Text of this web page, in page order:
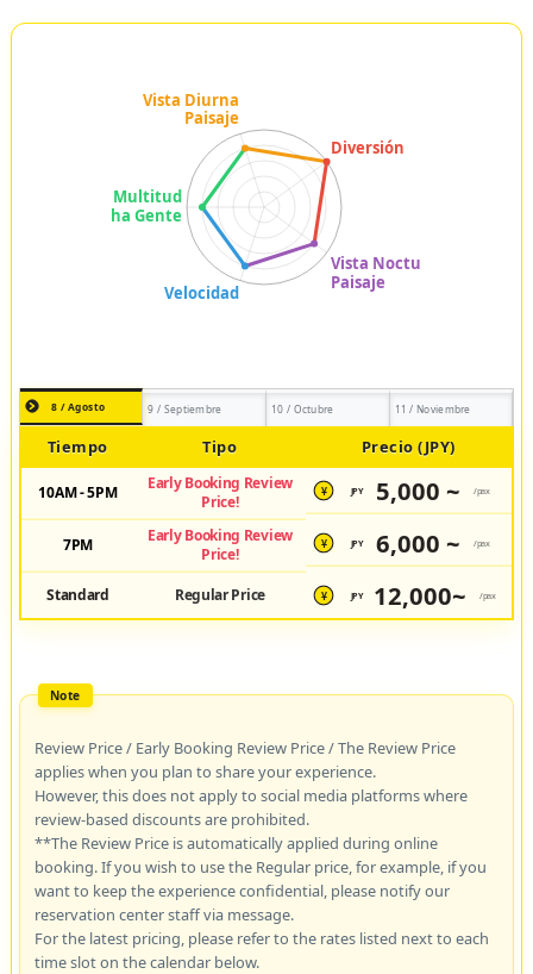
8 / Agosto 9 / Septiembre 10 / Octubre 11 / Noviembre
Tiempo Tipo Precio (JPY)
10AM - 5PM
Early Booking Review
Price!
¥ JPY 5,000 ~ /pax
7PM
Early Booking Review
Price!
¥ JPY 6,000 ~ /pax
Standard Regular Price ¥ JPY 12,000~ /pax
Review Price / Early Booking Review Price / The Review Price
applies when you plan to share your experience.
However, this does not apply to social media platforms where
review-based discounts are prohibited.
**The Review Price is automatically applied during online
booking. If you wish to use the Regular price, for example, if you
want to keep the experience confidential, please notify our
reservation center staff via message.
For the latest pricing, please refer to the rates listed next to each
time slot on the calendar below.